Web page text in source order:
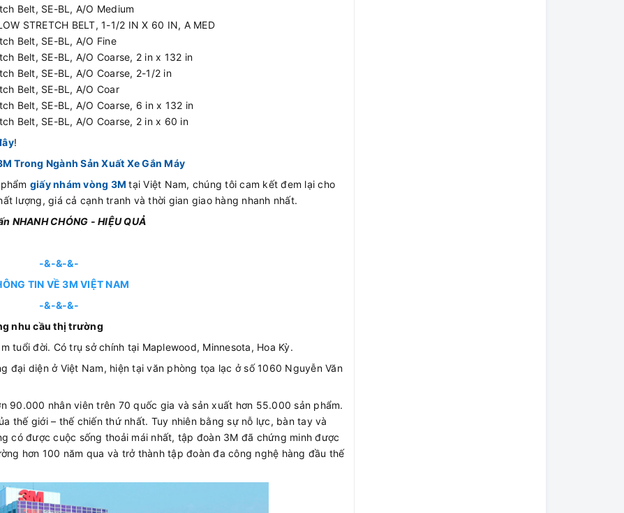
Belt, SE-BL, A/O Medium
STRETCH BELT, 1-1/2 IN X 60 IN, A MED
Belt, SE-BL, A/O Fine
Belt, SE-BL, A/O Coarse, 2 in x 132 in
Belt, SE-BL, A/O Coarse, 2-1/2 in
Belt, SE-BL, A/O Coar
Belt, SE-BL, A/O Coarse, 6 in x 132 in
Belt, SE-BL, A/O Coarse, 2 in x 60 in
!
Trong Ngành Sản Xuất Xe Gắn Máy
giấy nhám vòng 3M tại Việt Nam, chúng tôi cam kết đem lại cho
lượng, giá cả cạnh tranh và thời gian giao hàng nhanh nhất.
NHANH CHÓNG - HIỆU QUẢ
-&-&-&-
TIN VỀ 3M VIỆT NAM
-&-&-&-
nhu cầu thị trường
tuổi đời. Có trụ sở chính tại Maplewood, Minnesota, Hoa Kỳ.
đại diện ở Việt Nam, hiện tại văn phòng tọa lạc ở số 1060 Nguyễn Văn
90.000 nhân viên trên 70 quốc gia và sản xuất hơn 55.000 sản phẩm.
thế giới – thế chiến thứ nhất. Tuy nhiên bằng sự nỗ lực, bàn tay và
có được cuộc sống thoải mái nhất, tập đoàn 3M đã chứng minh được
hơn 100 năm qua và trở thành tập đoàn đa công nghệ hàng đầu thế